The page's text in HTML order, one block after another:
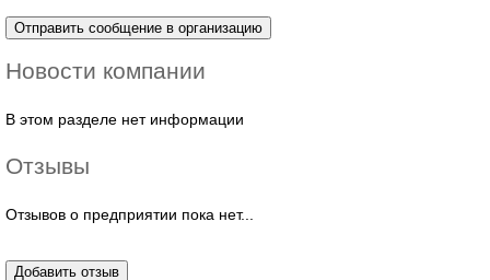
Новости компании
В этом разделе нет информации
Отзывы
Отзывов о предприятии пока нет...